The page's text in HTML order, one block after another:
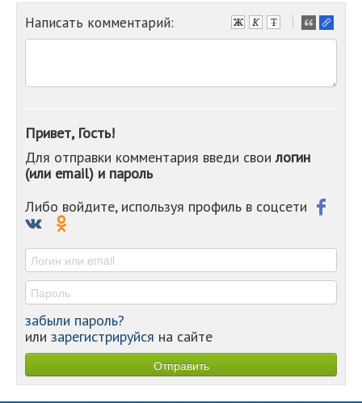
Написать комментарий:
-
-
-
-
-
Привет, Гость!
Для отправки комментария введи своилогин
(или email) и пароль
Либо войдите, используя профиль в соцсети
забыли пароль?
или зарегистрируйся на сайте